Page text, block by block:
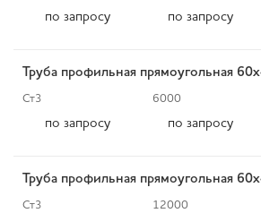
по запросу по запросу
Труба профильная прямоугольная
Ст3 6000
по запросу по запросу
Труба профильная прямоугольная
Ст3 12000